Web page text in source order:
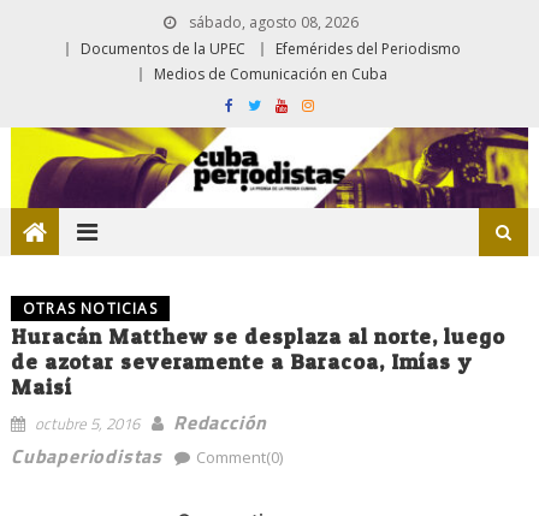
sábado, agosto 08, 2026
Documentos de la UPEC
Efemérides del Periodismo
Medios de Comunicación en Cuba
OTRAS NOTICIAS
Huracán Matthew se desplaza al norte, luego
de azotar severamente a Baracoa, Imías y
Maisí
octubre 5, 2016
Redacción
Cubaperiodistas
Comment(0)